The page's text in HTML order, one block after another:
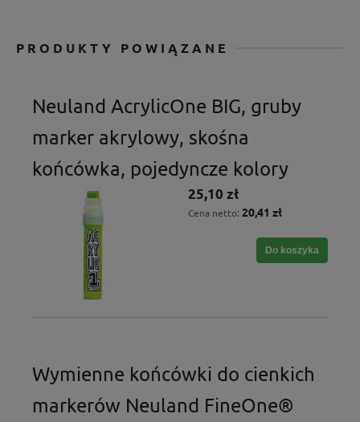
PRODUKTY POWIĄZANE
Neuland AcrylicOne BIG, gruby
marker akrylowy, skośna
końcówka, pojedyncze kolory
25,10 zł
Cena netto: 20,41 zł
Do koszyka
Wymienne końcówki do cienkich
markerów Neuland FineOne®